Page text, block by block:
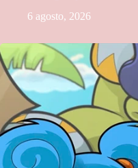
6 agosto, 2026